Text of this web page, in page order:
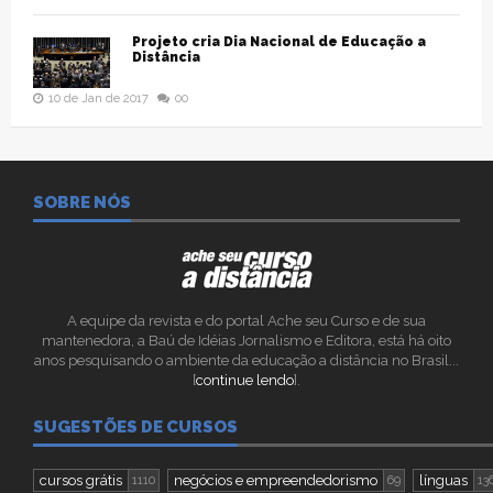
Projeto cria Dia Nacional de Educação a
Distância
10 de Jan de 2017 00
SOBRE NÓS
A equipe da revista e do portal Ache seu Curso e de sua
mantenedora, a Baú de Idéias Jornalismo e Editora, está há oito
anos pesquisando o ambiente da educação a distância no Brasil...
[continue lendo].
SUGESTÕES DE CURSOS
cursos grátis 1110 negócios e empreendedorismo 69 línguas